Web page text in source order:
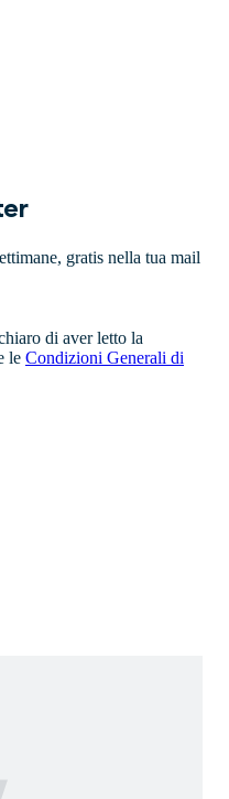
gratis nella tua mail
di aver letto la
le Condizioni Generali di